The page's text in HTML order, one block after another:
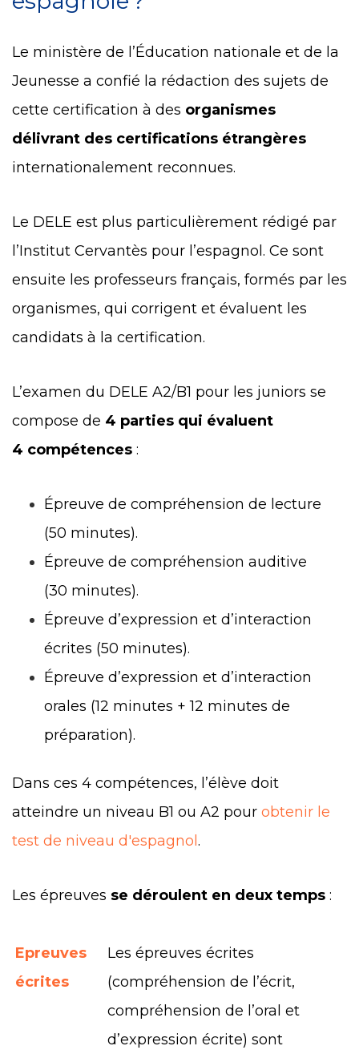
Le ministère de l’Éducation nationale et de la
Jeunesse a confié la rédaction des sujets de
cette certification à des organismes
délivrant des certifications étrangères
internationalement reconnues.
Le DELE est plus particulièrement rédigé par
l’Institut Cervantès pour l’espagnol. Ce sont
ensuite les professeurs français, formés par les
organismes, qui corrigent et évaluent les
candidats à la certification.
L’examen du DELE A2/B1 pour les juniors se
compose de 4 parties qui évaluent
4 compétences :
Épreuve de compréhension de lecture
(50 minutes).
Épreuve de compréhension auditive
(30 minutes).
Épreuve d’expression et d’interaction
écrites (50 minutes).
Épreuve d’expression et d’interaction
orales (12 minutes + 12 minutes de
préparation).
Dans ces 4 compétences, l’élève doit
atteindre un niveau B1 ou A2 pour obtenir le
test de niveau d'espagnol.
Les épreuves se déroulent en deux temps :
Epreuves
écrites
Les épreuves écrites
(compréhension de l’écrit,
compréhension de l’oral et
d’expression écrite) sont